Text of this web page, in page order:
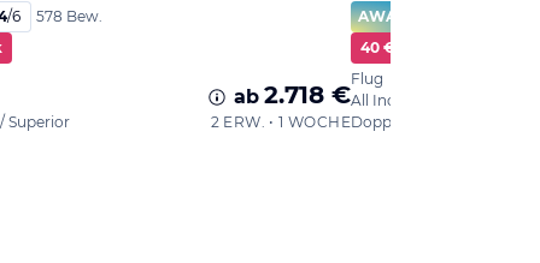
/6
578 Bew.
Superior
ab 2.718 €
2 ERW. • 1 WOCHE
AWARD
40 € Cashback
Flug
All Inclusive
Doppelzimmer